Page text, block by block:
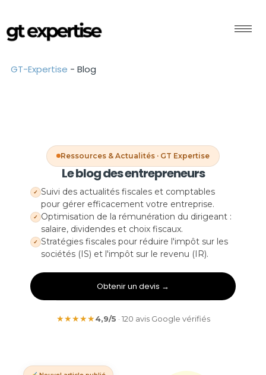
GT-Expertise - Blog
Ressources & Actualités · GT Expertise
Le blog des entrepreneurs
✓ Suivi des actualités fiscales et comptables
pour gérer efficacement votre entreprise.
✓
Optimisation de la rémunération du dirigeant :
salaire, dividendes et choix fiscaux.
✓ Stratégies fiscales pour réduire l'impôt sur les
sociétés (IS) et l'impôt sur le revenu (IR).
Obtenir un devis →
★★★★★4,9/5 · 120 avis Google vérifiés